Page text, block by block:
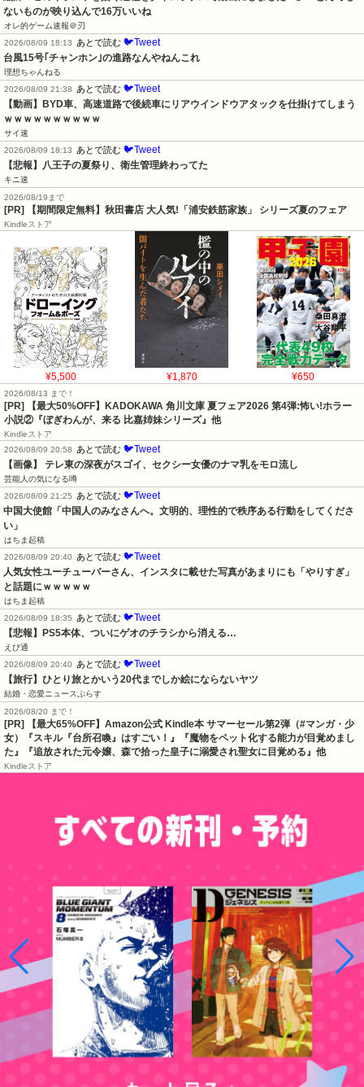
ないものが映り込んで16万いいね
オレ的ゲーム速報＠刃
2026/08/09 18:13
あとで読む 🐦Tweet
台風15号｢チャンホン｣の進路なんやねんこれ
理想ちゃんねる
2026/08/09 21:38
あとで読む 🐦Tweet
【動画】BYD車、高速道路で後続車にリアウインドウアタックを仕掛けてしまう
ｗｗｗｗｗｗｗｗｗｗ
サイ速
2026/08/09 18:13
あとで読む 🐦Tweet
【悲報】八王子の夏祭り、衛生管理終わってた
キニ速
2026/08/19まで
[PR] 【期間限定無料】秋田書店 大人気!「浦安鉄筋家族」 シリーズ夏のフェア
Kindleストア
¥5,500 ¥1,870 ¥650
2026/08/13 まで！
[PR] 【最大50%OFF】KADOKAWA 角川文庫 夏フェア2026 第4弾:怖い!ホラー
小説②『ぼぎわんが、来る 比嘉姉妹シリーズ』他
Kindleストア
2026/08/09 20:58 あとで読む 🐦Tweet
【画像】 テレ東の深夜がスゴイ、セクシー女優のナマ乳をモロ流し
芸能人の気になる噂
2026/08/09 21:25 あとで読む 🐦Tweet
中国大使館「中国人のみなさんへ。文明的、理性的で秩序ある行動をしてくださ
い」
はちま起稿
2026/08/09 20:40 あとで読む 🐦Tweet
人気女性ユーチューバーさん、インスタに載せた写真があまりにも「やりすぎ」
と話題にｗｗｗｗｗ
はちま起稿
2026/08/09 18:35 あとで読む 🐦Tweet
【悲報】PS5本体、ついにゲオのチラシから消える…
えび通
2026/08/09 20:40 あとで読む 🐦Tweet
【旅行】ひとり旅とかいう20代までしか絵にならないヤツ
結婚・恋愛ニュースぷらす
2026/08/20 まで！
[PR]
【最大65%OFF】Amazon公式 Kindle本 サマーセール第2弾（#マンガ・少
女）『スキル『台所召喚』はすごい！』『魔物をペット化する能力が目覚めまし
た』『追放された元令嬢、森で拾った皇子に溺愛され聖女に目覚める』他
Kindleストア